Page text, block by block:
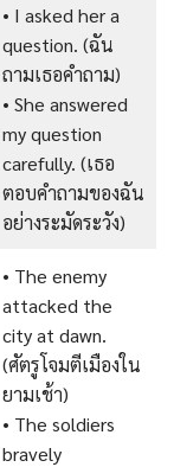
• I asked her a
question. (ฉัน
ถามเธอคำถาม)
• She answered
my question
carefully. (เธอ
ตอบคำถามของฉัน
อย่างระมัดระวัง)
• The enemy
attacked the
city at dawn.
(ศัตรูโจมตีเมืองใน
ยามเช้า)
• The soldiers
bravely